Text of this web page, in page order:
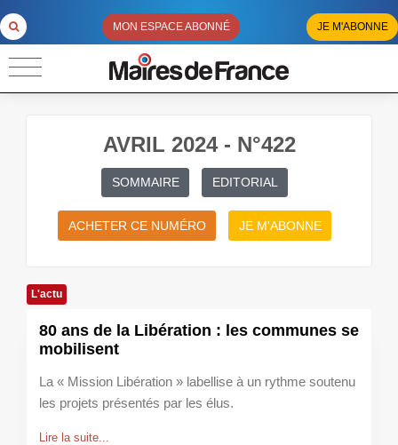
MON ESPACE ABONNÉ JE M'ABONNE
AVRIL 2024 - N°422
SOMMAIRE EDITORIAL
ACHETER CE NUMÉRO JE M'ABONNE
L'actu
80 ans de la Libération : les communes se
mobilisent
La « Mission Libération » labellise à un rythme soutenu
les projets présentés par les élus.
Lire la suite...